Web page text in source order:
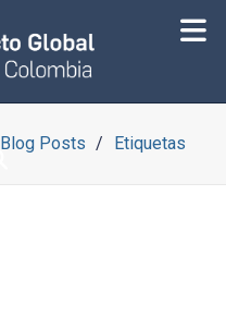
Blog Posts Etiquetas